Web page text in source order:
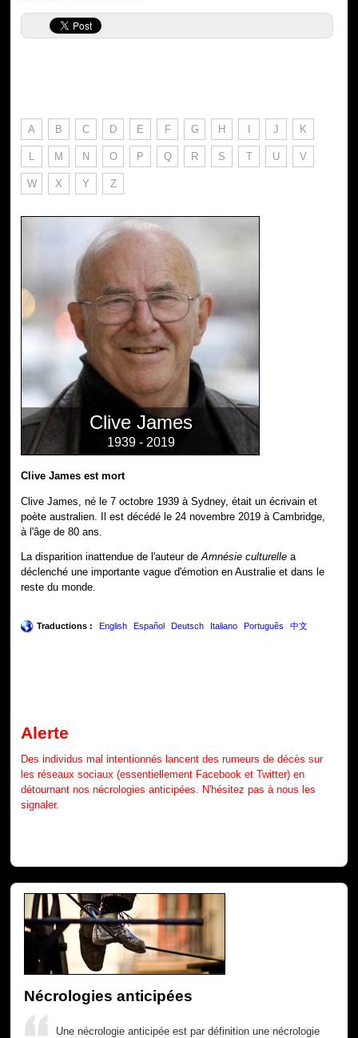
A B C D E F G H I J K
L M N O P Q R S T U V
W X Y Z
Clive James
1939 - 2019
Clive James est mort
Clive James, né le 7 octobre 1939 à Sydney, était un écrivain et
poète australien. Il est décédé le 24 novembre 2019 à Cambridge,
à l'âge de 80 ans.
La disparition inattendue de l'auteur deAmnésie culturelle a
déclenché une importante vague d'émotion en Australie et dans le
reste du monde.
Traductions : English Español Deutsch Italiano Português 中文
Alerte
Des individus mal intentionnés lancent des rumeurs de décès sur
les réseaux sociaux (essentiellement Facebook et Twitter) en
détournant nos nécrologies anticipées. N'hésitez pas à nous les
signaler.
Nécrologies anticipées
Une nécrologie anticipée est par définition une nécrologie